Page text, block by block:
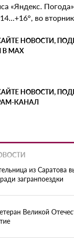
«Яндекс.
во
НОВОСТИ,
MAX
НОВОСТИ,
КАНАЛ
из Саратова
загранпоездки
Великой